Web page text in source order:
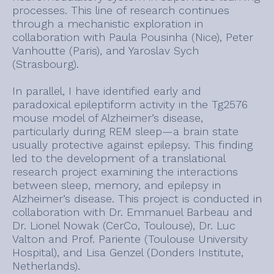
processes. This line of research continues
through a mechanistic exploration in
collaboration with Paula Pousinha (Nice), Peter
Vanhoutte (Paris), and Yaroslav Sych
(Strasbourg).
In parallel, I have identified early and
paradoxical epileptiform activity in the Tg2576
mouse model of Alzheimer’s disease,
particularly during REM sleep—a brain state
usually protective against epilepsy. This finding
led to the development of a translational
research project examining the interactions
between sleep, memory, and epilepsy in
Alzheimer’s disease. This project is conducted in
collaboration with Dr. Emmanuel Barbeau and
Dr. Lionel Nowak (CerCo, Toulouse), Dr. Luc
Valton and Prof. Pariente (Toulouse University
Hospital), and Lisa Genzel (Donders Institute,
Netherlands).